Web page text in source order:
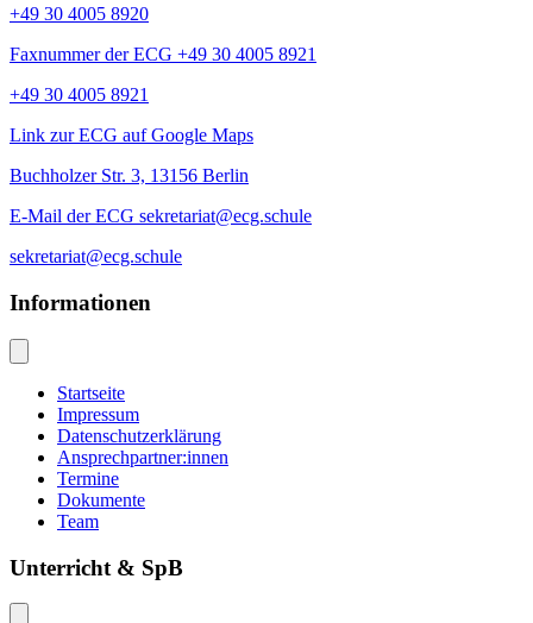
+49 30 4005 8920
Faxnummer der ECG +49 30 4005 8921
+49 30 4005 8921
Link zur ECG auf Google Maps
Buchholzer Str. 3, 13156 Berlin
E-Mail der ECG sekretariat@ecg.schule
sekretariat@ecg.schule
Informationen
Startseite
Impressum
Datenschutzerklärung
Ansprechpartner:innen
Termine
Dokumente
Team
Unterricht & SpB